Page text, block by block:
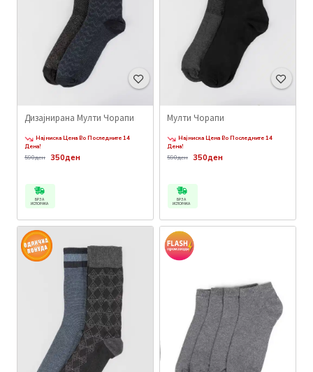
Дизајнирана Мулти Чорапи
Најниска Цена Во Последните 14
Дена!
350ден
590ден
БРЗА
ИСПОРАКА
Мулти Чорапи
Најниска Цена Во Последните 14
Дена!
350ден
590ден
БРЗА
ИСПОРАКА